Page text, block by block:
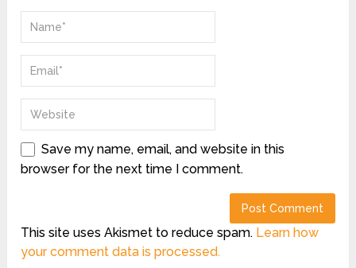
Save my name, email, and website in this
browser for the next time I comment.
This site uses Akismet to reduce spam. Learn how
your comment data is processed.